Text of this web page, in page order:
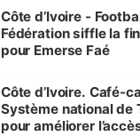
Côte d’Ivoire -
Fédération siffle la
pour Emerse Faé
Côte d’Ivoire. Café-
Système national de
pour améliorer